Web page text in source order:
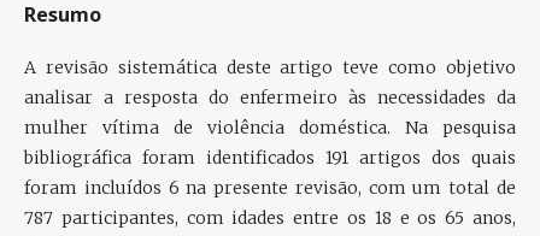
Resumo
A revisão sistemática deste artigo teve como objetivo
analisar a resposta do enfermeiro às necessidades da
mulher vítima de violência doméstica. Na pesquisa
bibliográfica foram identificados 191 artigos dos quais
foram incluídos 6 na presente revisão, com um total de
787 participantes, com idades entre os 18 e os 65 anos,